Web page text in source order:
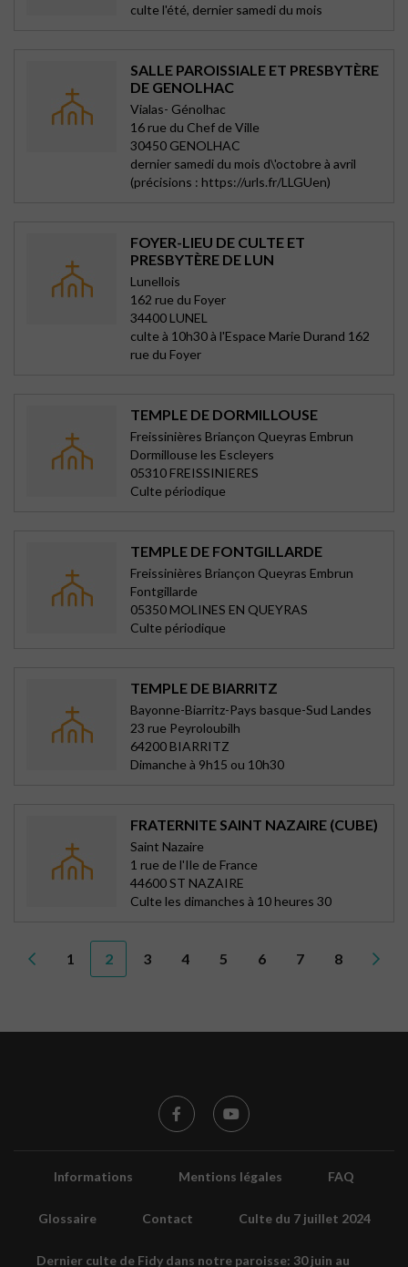
culte l'été, dernier samedi du mois
SALLE PAROISSIALE ET PRESBYTÈRE
DE GENOLHAC
Vialas- Génolhac
16 rue du Chef de Ville
30450 GENOLHAC
dernier samedi du mois d\'octobre à avril
(précisions : https://urls.fr/LLGUen)
FOYER-LIEU DE CULTE ET
PRESBYTÈRE DE LUN
Lunellois
162 rue du Foyer
34400 LUNEL
culte à 10h30 à l'Espace Marie Durand 162
rue du Foyer
TEMPLE DE DORMILLOUSE
Freissinières Briançon Queyras Embrun
Dormillouse les Escleyers
05310 FREISSINIERES
Culte périodique
TEMPLE DE FONTGILLARDE
Freissinières Briançon Queyras Embrun
Fontgillarde
05350 MOLINES EN QUEYRAS
Culte périodique
TEMPLE DE BIARRITZ
Bayonne-Biarritz-Pays basque-Sud Landes
23 rue Peyroloubilh
64200 BIARRITZ
Dimanche à 9h15 ou 10h30
FRATERNITE SAINT NAZAIRE (CUBE)
Saint Nazaire
1 rue de l'Ile de France
44600 ST NAZAIRE
Culte les dimanches à 10 heures 30
1 2 3 4 5 6 7 8
Informations Mentions légales FAQ
Glossaire Contact Culte du 7 juillet 2024
Dernier culte de Fidy dans notre paroisse: 30 juin au